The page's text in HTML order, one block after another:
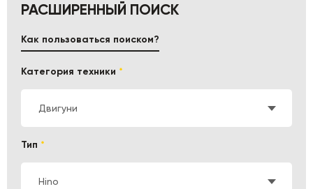
РАСШИРЕННЫЙ ПОИСК
Категория техники *
Двигуни
Тип *
Hino
Как пользоваться поиском?